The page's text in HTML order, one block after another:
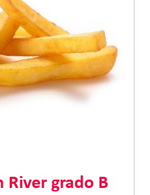
River grado B